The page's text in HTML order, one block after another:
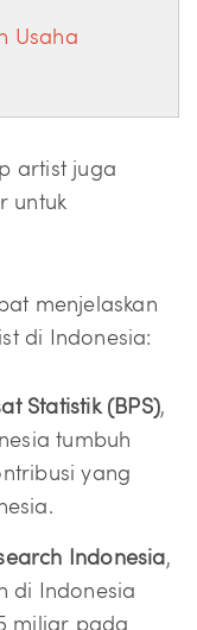
Usaha
artist juga
untuk
menjelaskan
di Indonesia:
Statistik (BPS),
tumbuh
yang
Indonesia,
di Indonesia
miliar pada